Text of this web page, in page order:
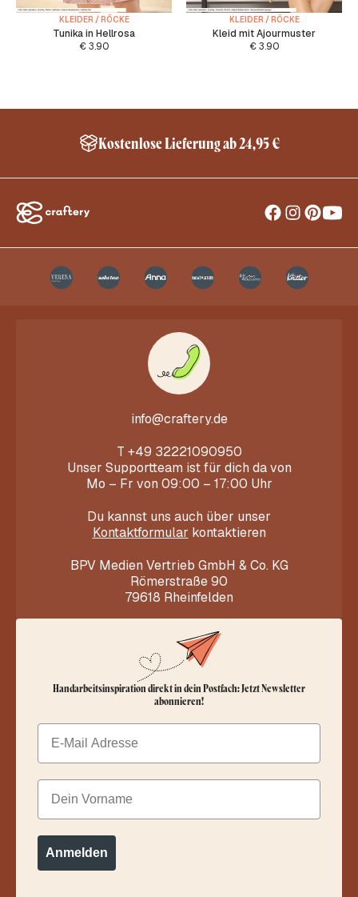
KLEIDER / RÖCKE
Tunika in Hellrosa
€3.90
KLEIDER / RÖCKE
Kleid mit Ajourmuster
€3.90
Kostenlose Lieferung ab 24,95 €
info@craftery.de
T +49 32221090950
Unser Supportteam ist für dich da von
Mo – Fr von 09:00 – 17:00 Uhr
Du kannst uns auch über unser
Kontaktformular kontaktieren
BPV Medien Vertrieb GmbH & Co. KG
Römerstraße 90
79618 Rheinfelden
Handarbeitsinspiration direkt in dein Postfach: Jetzt Newsletter
abonnieren!
Email
Dein Vorname
Anmelden